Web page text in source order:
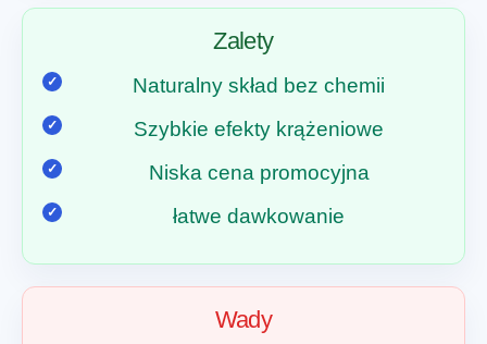
Zalety
Naturalny skład bez chemii
Szybkie efekty krążeniowe
Niska cena promocyjna
łatwe dawkowanie
Wady